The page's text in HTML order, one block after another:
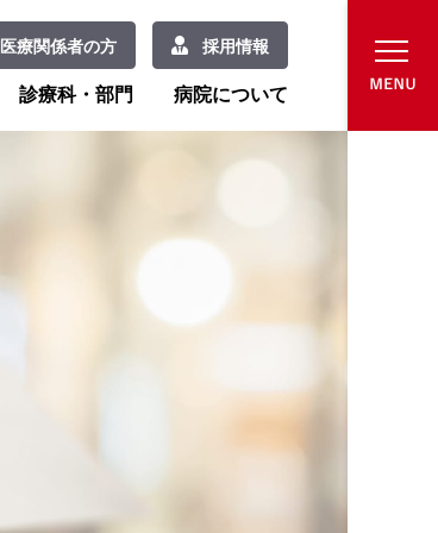
医療関係者の方 採用情報
診療科・部門 病院について